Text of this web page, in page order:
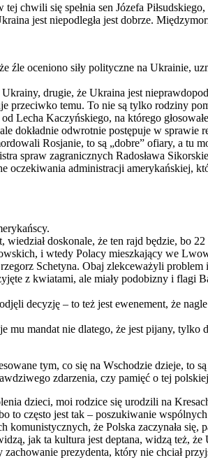
chwili się spełnia sen Józefa
jest niepodległa jest dobrze.
źle oceniono siły polityczne na Ukrainie,
drugie, że Ukraina jest
przeciwko temu. To nie są tylko rodziny
Lecha Kaczyńskiego, na którego
dokładnie odwrotnie postępuje w
Rosjanie, to są „dobre” ofiary, a tu
spraw zagranicznych Radosława
administracji amerykańskiej,
doskonale, że ten rajd będzie, bo
i wtedy Polacy mieszkający we
Schetyna. Obaj zlekceważyli
z kwiatami, ale miały podobizny i
decyzję – to też jest ewenement, że
mandat nie dlatego, że jest pijany, tylko
tym, co się na Wschodzie dzieje, to
zdarzenia, czy pamięć o tej
dzieci, moi rodzice się urodzili na
to często jest tak – poszukiwanie
komunistycznych, że Polska zaczynała
jak ta kultura jest deptana, widzą też,
prezydenta, który nie chciał